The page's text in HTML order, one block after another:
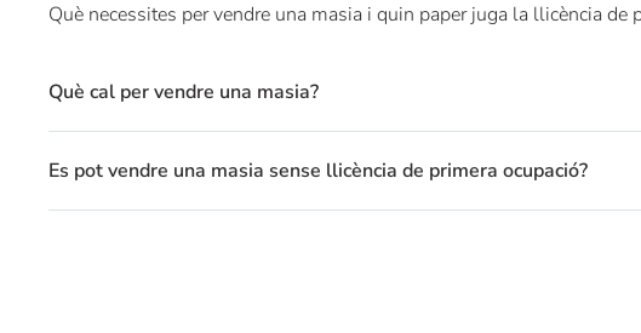
Què necessites per vendre una masia i quin paper juga la llicència de
Què cal per vendre una masia?
Es pot vendre una masia sense llicència de primera ocupació?